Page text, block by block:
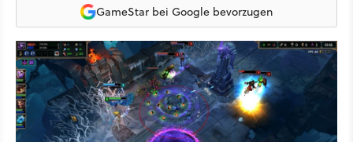
GameStar bei Google bevorzugen